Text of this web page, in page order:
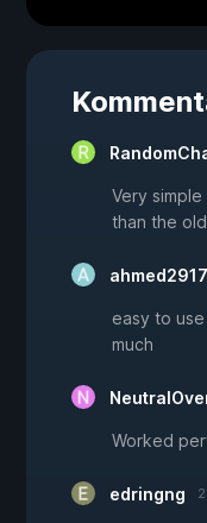
Very
than the
easy to
much
Worked
edringng